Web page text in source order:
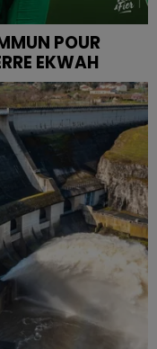
POUR
EKWAH